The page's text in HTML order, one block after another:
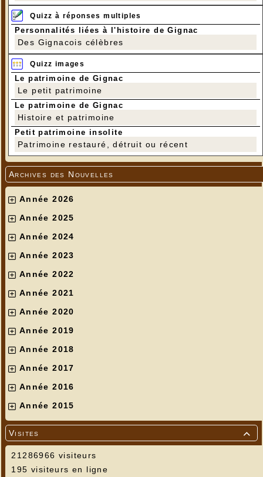
Quizz à réponses multiples
Personnalités liées à l'histoire de Gignac
Des Gignacois célèbres
Quizz images
Le patrimoine de Gignac
Le petit patrimoine
Le patrimoine de Gignac
Histoire et patrimoine
Petit patrimoine insolite
Patrimoine restauré, détruit ou récent
Archives des Nouvelles
Année 2026
Année 2025
Année 2024
Année 2023
Année 2022
Année 2021
Année 2020
Année 2019
Année 2018
Année 2017
Année 2016
Année 2015

Visites
21286966 visiteurs
195 visiteurs en ligne